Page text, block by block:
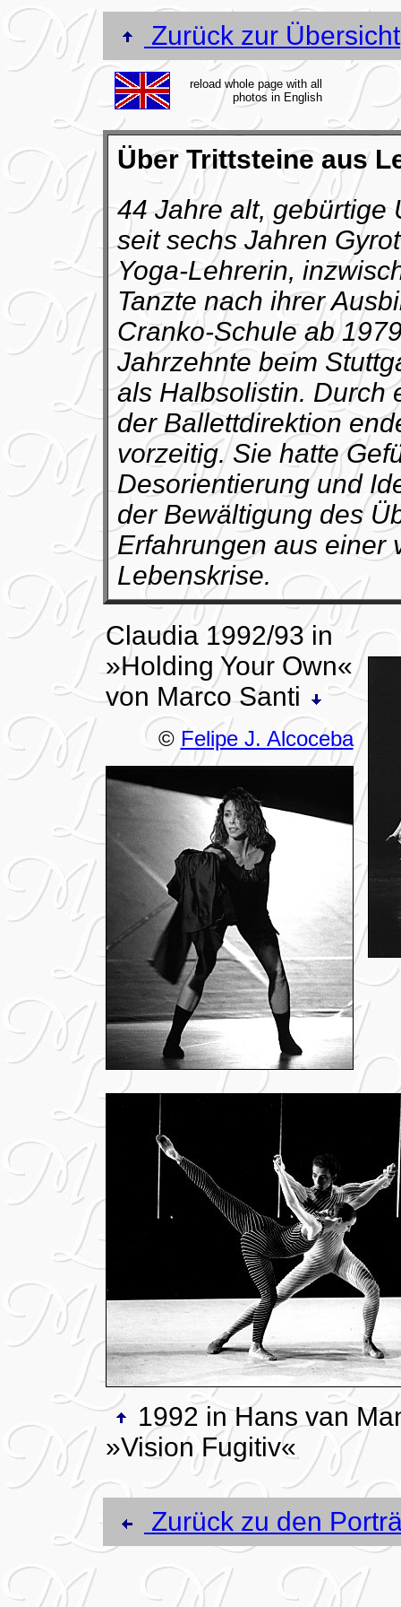
Zurück zur Übersicht
reload whole page with all
photos in English
Über Trittsteine aus
44 Jahre alt, gebürtige
seit sechs Jahren
Yoga-Lehrerin,
Tanzte nach ihrer
Cranko-Schule ab
Jahrzehnte beim
als Halbsolistin. Durch
der Ballettdirektion
vorzeitig. Sie hatte
Desorientierung und
der Bewältigung des
Erfahrungen aus einer
Lebenskrise.
Claudia 1992/93 in
»Holding Your Own«
von Marco Santi
© Felipe J. Alcoceba
1992 in Hans van
»Vision Fugitiv«
Zurück zu den